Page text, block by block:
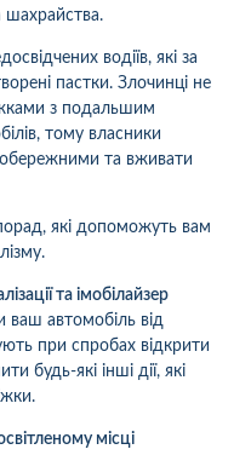
шахрайства.
водіїв, які за
пастки. Злочинці не
з подальшим
тому власники
та вживати
які допоможуть вам
та імобілайзер
ваш автомобіль від
при спробах відкрити
будь-які інші дії, які
місці